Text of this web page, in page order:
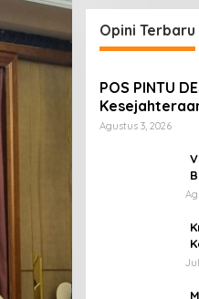
Opini Terbaru
POS PINTU
Gizi,
Agustus 3, 2026